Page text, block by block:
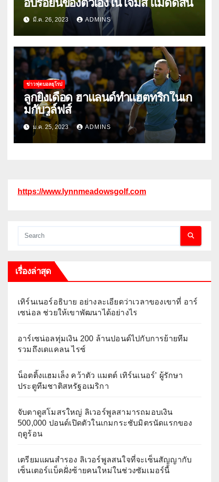
มี.ค. 26, 2023 ADMINS
ข่าวฟุตบอลยุโรป
ลูกยิงเดือด ฮาแลนด์ทําแฮตทริกในเก
มกับวูล์ฟส์
ม.ค. 25, 2023 ADMINS
https://www.lynnmeadowsgolf.com
เรื่องล่าสุด
เทิร์นเนอร์อธิบาย อย่างละเอียดว่าเวลาของเขาที่ อาร์
เซน่อล ช่วยให้เขาพัฒนาได้อย่างไร
อาร์เซน่อลทุ่มเงิน 200 ล้านปอนด์ไปกับการย้ายทีม
รวมถึงเดแคลน ไรซ์
น็อตติ้งแฮมเล็ง คว้าตัว แมตต์ เทิร์นเนอร์’ ผู้รักษา
ประตูทีมชาติสหรัฐอเมริกา
จับตาดูสโมสรใหญ่ ลิเวอร์พูลสามารถมอบเงิน
500,000 ปอนด์เปิดตัวในเกมกระชับมิตรนัดแรกของ
ฤดูร้อน
เตรียมแผนสำรอง ลิเวอร์พูลสนใจที่จะเซ็นสัญญากับ
เซ็นเตอร์แบ็คฝั่งซ้ายคนใหม่ในช่วงซัมเมอร์นี้